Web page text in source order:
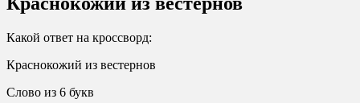
Какой ответ на кроссворд:
Краснокожий из вестернов
Слово из 6 букв